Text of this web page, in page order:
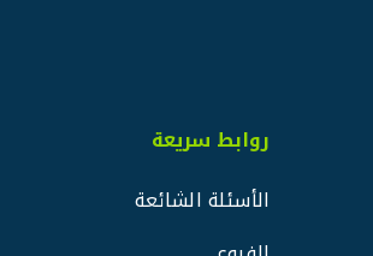
روابط سريعة
الأسئلة الشائعة